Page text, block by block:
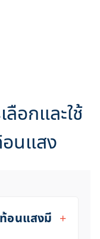
อกและใช้
อนแสง
อนแสงมี